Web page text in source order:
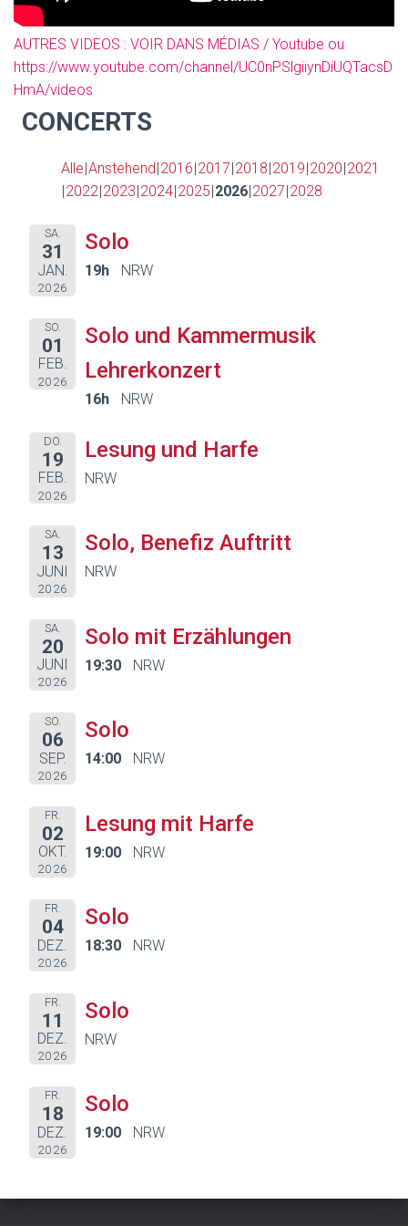
AUTRES VIDEOS : VOIR DANS MÉDIAS / Youtube ou
https://www.youtube.com/channel/UC0nPSlgiiynDiUQTacsD
HmA/videos
CONCERTS
Alle Anstehend 2016 2017 2018 2019 2020 2021
2022 2023 2024 2025 2026 2027 2028
SA.
31
JAN.
2026
Solo
19h NRW
SO.
01
FEB.
2026
Solo und Kammermusik
Lehrerkonzert
16h NRW
DO.
19
FEB.
2026
Lesung und Harfe
NRW
SA.
13
JUNI
2026
Solo, Benefiz Auftritt
NRW
SA.
20
JUNI
2026
Solo mit Erzählungen
19:30 NRW
SO.
06
SEP.
2026
Solo
14:00 NRW
FR.
02
OKT.
2026
Lesung mit Harfe
19:00 NRW
FR.
04
DEZ.
2026
Solo
18:30 NRW
FR.
11
DEZ.
2026
Solo
NRW
FR.
18
DEZ.
2026
Solo
19:00 NRW